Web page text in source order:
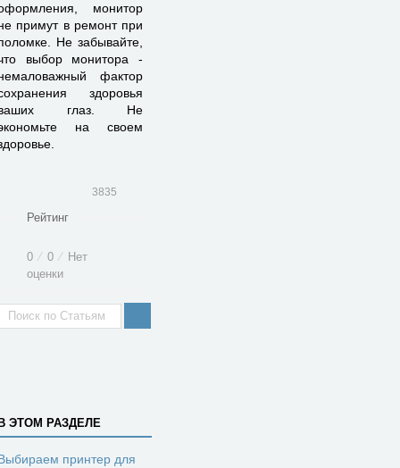
монитор
примут в ремонт при
Не забывайте,
выбор монитора -
фактор
здоровья
глаз. Не
на своем
3835
Рейтинг
0 ⁄ 0 ⁄ Нет
оценки
ЭТОМ РАЗДЕЛЕ
принтер для